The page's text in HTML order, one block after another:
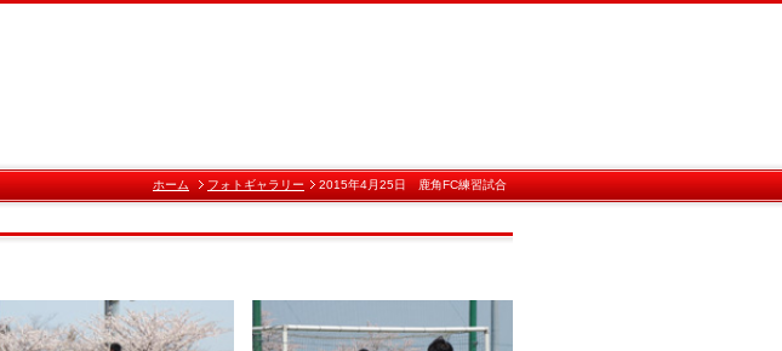
ホーム フォトギャラリー 2015年4月25日 鹿角FC練習試合